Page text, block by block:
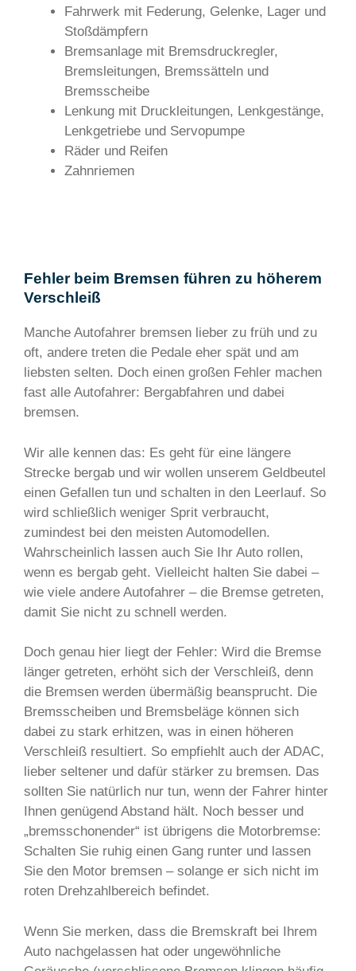
Fahrwerk mit Federung, Gelenke, Lager und
Stoßdämpfern
Bremsanlage mit Bremsdruckregler,
Bremsleitungen, Bremssätteln und
Bremsscheibe
Lenkung mit Druckleitungen, Lenkgestänge,
Lenkgetriebe und Servopumpe
Räder und Reifen
Zahnriemen
Fehler beim Bremsen führen zu höherem
Verschleiß
Manche Autofahrer bremsen lieber zu früh und zu
oft, andere treten die Pedale eher spät und am
liebsten selten. Doch einen großen Fehler machen
fast alle Autofahrer: Bergabfahren und dabei
bremsen.
Wir alle kennen das: Es geht für eine längere
Strecke bergab und wir wollen unserem Geldbeutel
einen Gefallen tun und schalten in den Leerlauf. So
wird schließlich weniger Sprit verbraucht,
zumindest bei den meisten Automodellen.
Wahrscheinlich lassen auch Sie Ihr Auto rollen,
wenn es bergab geht. Vielleicht halten Sie dabei –
wie viele andere Autofahrer – die Bremse getreten,
damit Sie nicht zu schnell werden.
Doch genau hier liegt der Fehler: Wird die Bremse
länger getreten, erhöht sich der Verschleiß, denn
die Bremsen werden übermäßig beansprucht. Die
Bremsscheiben und Bremsbeläge können sich
dabei zu stark erhitzen, was in einen höheren
Verschleiß resultiert. So empfiehlt auch der ADAC,
lieber seltener und dafür stärker zu bremsen. Das
sollten Sie natürlich nur tun, wenn der Fahrer hinter
Ihnen genügend Abstand hält. Noch besser und
„bremsschonender“ ist übrigens die Motorbremse:
Schalten Sie ruhig einen Gang runter und lassen
Sie den Motor bremsen – solange er sich nicht im
roten Drehzahlbereich befindet.
Wenn Sie merken, dass die Bremskraft bei Ihrem
Auto nachgelassen hat oder ungewöhnliche